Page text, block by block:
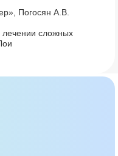
Погосян А.В.
сложных